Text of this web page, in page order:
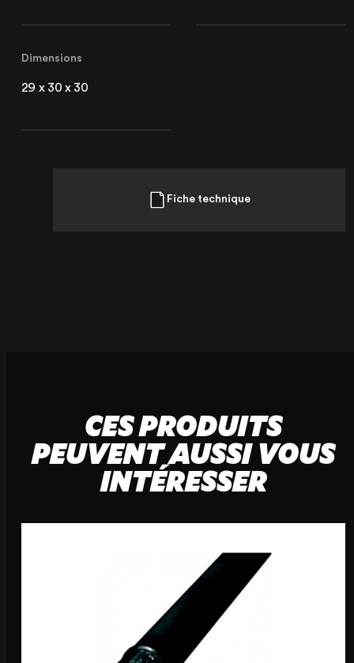
Paris
Dimensions
29 x 30 x 30
Fiche technique
CES PRODUITS
PEUVENT AUSSI VOUS
INTÉRESSER